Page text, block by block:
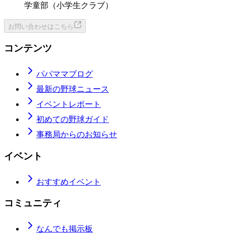
学童部（小学生クラブ）
お問い合わせはこちら
コンテンツ
パパママブログ
最新の野球ニュース
イベントレポート
初めての野球ガイド
事務局からのお知らせ
イベント
おすすめイベント
コミュニティ
なんでも掲示板